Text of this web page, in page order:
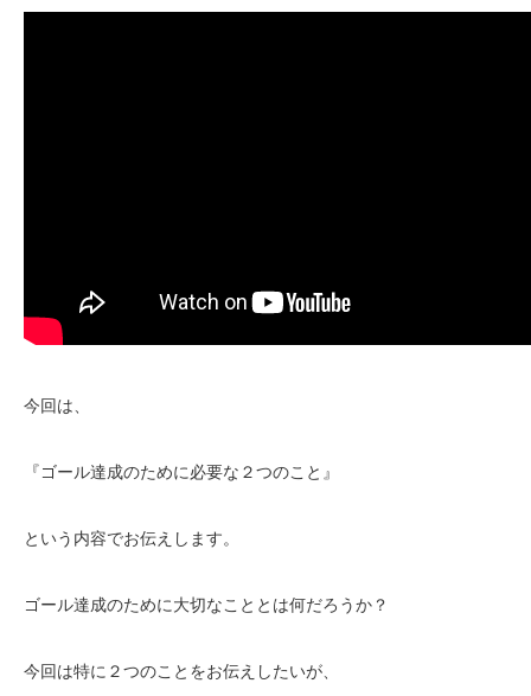
今回は、
『ゴール達成のために必要な２つのこと』
という内容でお伝えします。
ゴール達成のために大切なこととは何だろうか？
今回は特に２つのことをお伝えしたいが、